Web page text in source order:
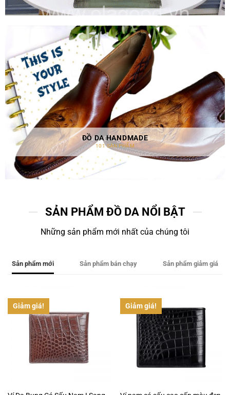
ĐỒ DA HANDMADE
101 SẢN PHẨM
SẢN PHẨM ĐỒ DA NỔI BẬT
Những sản phẩm mới nhất của chúng tôi
Sản phẩm mới Sản phẩm bán chạy Sản phẩm giảm giá
Giảm giá! Giảm giá!